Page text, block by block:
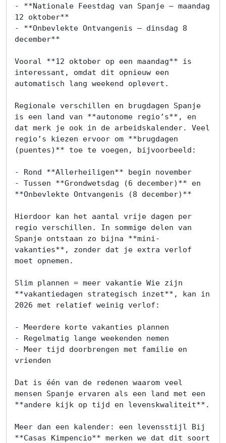
- **Nationale Feestdag van Spanje – maandag
12 oktober**
- **Onbevlekte Ontvangenis – dinsdag 8
december**
Vooral **12 oktober op een maandag** is
interessant, omdat dit opnieuw een
automatisch lang weekend oplevert.
Regionale verschillen en brugdagen Spanje
is een land van **autonome regio’s**, en
dat merk je ook in de arbeidskalender. Veel
regio’s kiezen ervoor om **brugdagen
(puentes)** toe te voegen, bijvoorbeeld:
- Rond **Allerheiligen** begin november
- Tussen **Grondwetsdag (6 december)** en
**Onbevlekte Ontvangenis (8 december)**
Hierdoor kan het aantal vrije dagen per
regio verschillen. In sommige delen van
Spanje ontstaan zo bijna **mini-
vakanties**, zonder dat je extra verlof
moet opnemen.
Slim plannen = meer vakantie Wie zijn
**vakantiedagen strategisch inzet**, kan in
2026 met relatief weinig verlof:
- Meerdere korte vakanties plannen
- Regelmatig lange weekenden nemen
- Meer tijd doorbrengen met familie en
vrienden
Dat is één van de redenen waarom veel
mensen Spanje ervaren als een land met een
**andere kijk op tijd en levenskwaliteit**.
Meer dan een kalender: een levensstijl Bij
**Casas Kimpencio** merken we dat dit soort